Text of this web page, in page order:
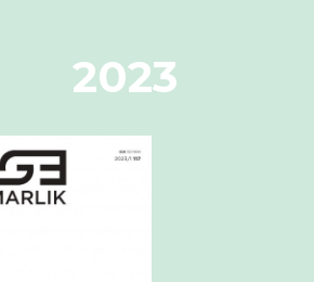
2023